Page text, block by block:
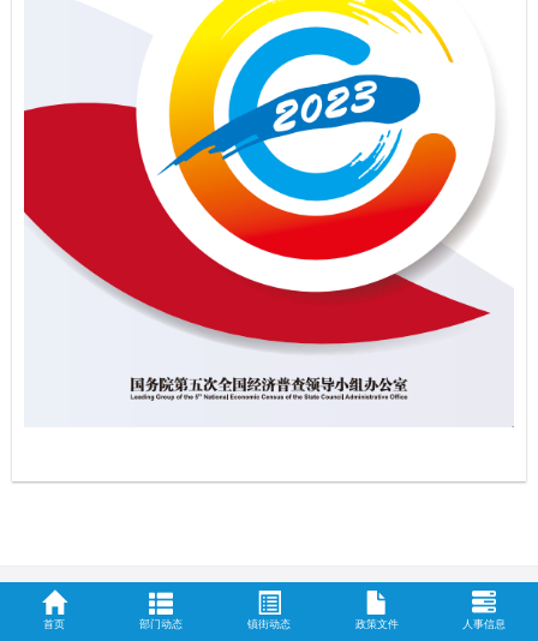
首页 部门动态 镇街动态 政策文件 人事信息